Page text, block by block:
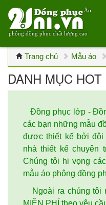
Áo
phông đồng phục chất lượng cao
Trang chủ Mẫu áo
DANH MỤC HOT
Đồng phục lớp -
các bạn những mẫu
được thiết kế bởi đội
nhà thiết kế chuyên
Chúng tôi hi vọng
mẫu áo phông đồng
Ngoài ra chúng tôi
MIỄN PHÍ theo yêu